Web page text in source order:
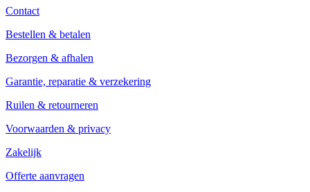
Contact
Bestellen & betalen
Bezorgen & afhalen
Garantie, reparatie & verzekering
Ruilen & retourneren
Voorwaarden & privacy
Zakelijk
Offerte aanvragen